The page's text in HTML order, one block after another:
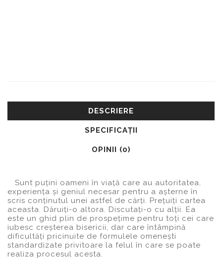
DESCRIERE
SPECIFICAŢII
OPINII (0)
Sunt puțini oameni în viaţă care au autoritatea,
experiența și geniul necesar pentru a așterne în
scris conținutul unei astfel de cărți. Prețuiți cartea
aceasta. Dăruiți-o altora. Discutați-o cu alții. Ea
este un ghid plin de prospețime pentru toți cei care
iubesc creșterea bisericii, dar care întâmpină
dificultăți pricinuite de formulele omenești
standardizate privitoare la felul în care se poate
realiza procesul acesta.